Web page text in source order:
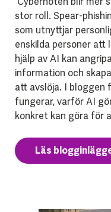
stor roll. Spear-
som utnyttjar
enskilda personer att
hjälp av AI kan
information och
att avslöja. I bloggen
fungerar, varför AI
konkret kan göra för
Läs